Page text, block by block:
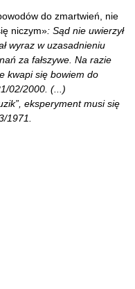
do zmartwień, nie
niczym»: Sąd nie uwierzył
wyraz w uzasadnieniu
za fałszywe. Na razie
kwapi się bowiem do
02/2000. (...)
eksperyment musi się
1971.